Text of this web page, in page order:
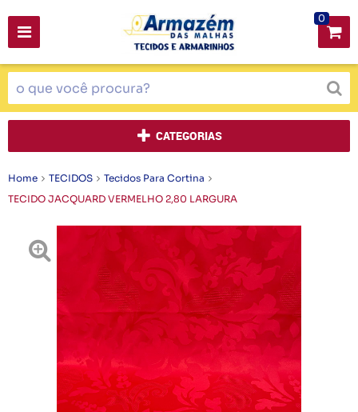
0
CATEGORIAS
Home TECIDOS
Tecidos Para Cortina
TECIDO JACQUARD VERMELHO 2,80 LARGURA